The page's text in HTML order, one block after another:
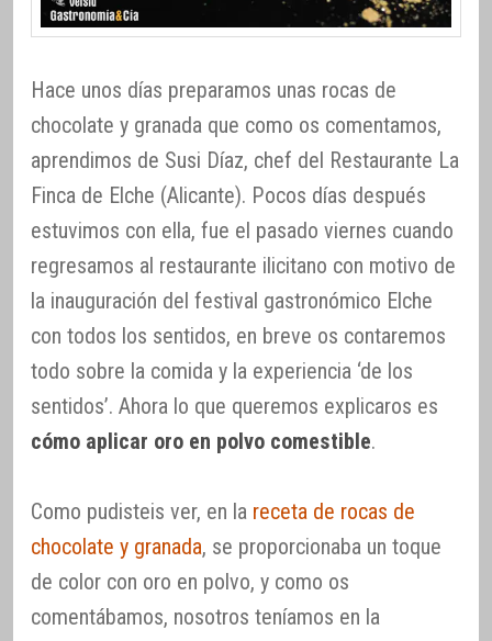
Hace unos días preparamos unas rocas de
chocolate y granada que como os comentamos,
aprendimos de Susi Díaz, chef del Restaurante La
Finca de Elche (Alicante). Pocos días después
estuvimos con ella, fue el pasado viernes cuando
regresamos al restaurante ilicitano con motivo de
la inauguración del festival gastronómico Elche
con todos los sentidos, en breve os contaremos
todo sobre la comida y la experiencia ‘de los
sentidos’. Ahora lo que queremos explicaros es
cómo aplicar oro en polvo comestible.
Como pudisteis ver, en la receta de rocas de
chocolate y granada, se proporcionaba un toque
de color con oro en polvo, y como os
comentábamos, nosotros teníamos en la